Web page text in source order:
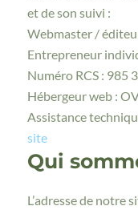
et de son suivi :
Webmaster /
Entrepreneur
Numéro RCS : 985
Hébergeur web :
Assistance
site
Qui
L’adresse de notre